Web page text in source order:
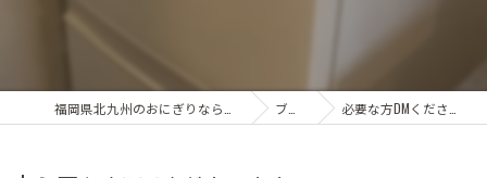
ブログ 必要な方DMください！！